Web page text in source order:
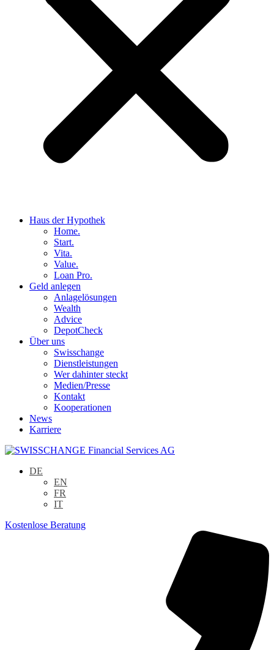
Haus der Hypothek
Home.
Start.
Vita.
Value.
Loan Pro.
Geld anlegen
Anlagelösungen
Wealth
Advice
DepotCheck
Über uns
Swisschange
Dienstleistungen
Wer dahinter steckt
Medien/Presse
Kontakt
Kooperationen
News
Karriere
DE
EN
FR
IT
Kostenlose Beratung